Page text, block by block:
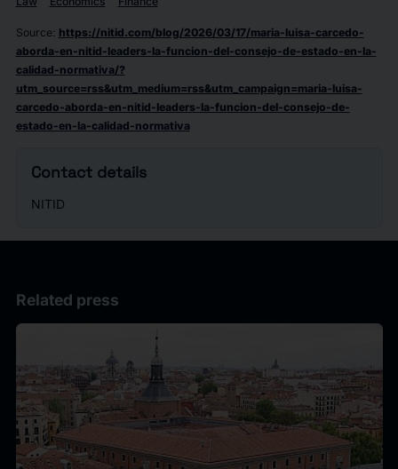
Source: https://nitid.com/blog/2026/03/17/maria-luisa-carcedo-
aborda-en-nitid-leaders-la-funcion-del-consejo-de-estado-en-la-
calidad-normativa/?
utm_source=rss&utm_medium=rss&utm_campaign=maria-luisa-
carcedo-aborda-en-nitid-leaders-la-funcion-del-consejo-de-
estado-en-la-calidad-normativa
Contact details
NITID
Related press